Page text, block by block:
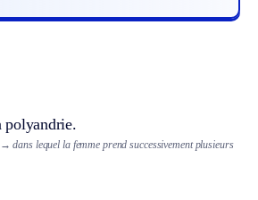
polyandrie.
→ dans lequel la femme prend successivement plusieurs